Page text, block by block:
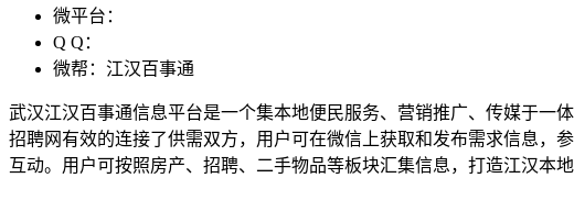
微平台：
Q Q：
微帮：江汉百事通
武汉江汉百事通信息平台是一个集本地便民服务、营销推广、传媒于一
招聘网有效的连接了供需双方，用户可在微信上获取和发布需求信息，
互动。用户可按照房产、招聘、二手物品等板块汇集信息，打造江汉本